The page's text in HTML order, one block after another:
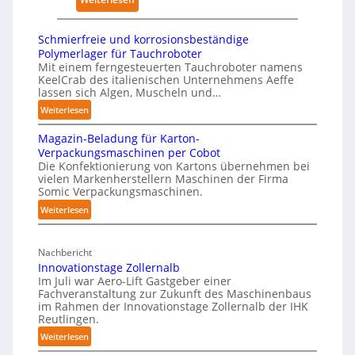
e
t
z
w
e
k
f
ü
r
P
y
c
a
l
t
N
o
t
s
n
d
i
m
K
k
e
n
u
W
h
i
t
e
p
e
r
z
u
A
u
s
w
r
Schmierfreie und korrosionsbeständige
Polymerlager für Tauchroboter
Mit einem ferngesteuerten Tauchroboter namens
KeelCrab des italienischen Unternehmens Aeffe
lassen sich Algen, Muscheln und…
Weiterlesen:
S
c
h
m
i
e
r
e
i
e
u
n
d
k
Magazin-Beladung für Karton-
Verpackungsmaschinen per Cobot
Die Konfektionierung von Kartons übernehmen bei
vielen Markenherstellern Maschinen der Firma
Somic Verpackungsmaschinen.
Weiterlesen:
M
g
a
z
i
n
-
B
Nachbericht
Innovationstage Zollernalb
Im Juli war Aero-Lift Gastgeber einer
Fachveranstaltung zur Zukunft des Maschinenbaus
im Rahmen der Innovationstage Zollernalb der IHK
Reutlingen.
Weiterlesen:
I